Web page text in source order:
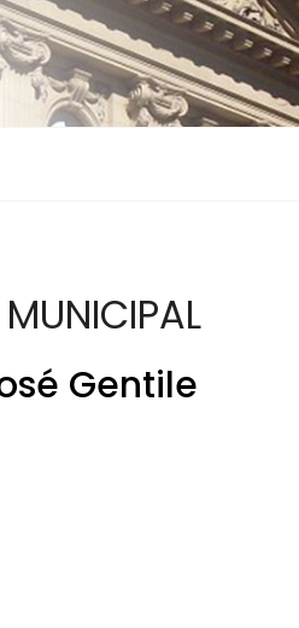
MUNICIPAL
Gentile